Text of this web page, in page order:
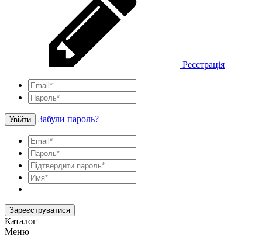
Реєстрація
Увійти Забули пароль?
Зареєструватися
Каталог
Меню